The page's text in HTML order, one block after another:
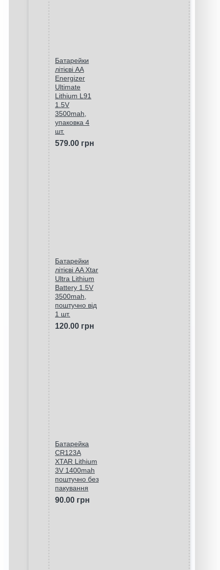
Батарейки
літієві AA
Energizer
Ultimate
Lithium L91
1.5V
3500mah,
упаковка 4
шт.
579.00 грн
Батарейки
літієві AA Xtar
Ultra Lithium
Battery 1.5V
3500mah,
поштучно від
1 шт.
120.00 грн
Батарейка
CR123A
XTAR Lithium
3V 1400mah
поштучно без
пакування
90.00 грн